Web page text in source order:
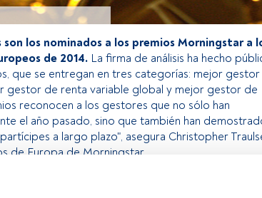
son los nominados a los premios Morningstar a
de 2014. La firma de análisis ha hecho
que se entregan en tres categorías: mejor
gestor de renta variable global y mejor gestor de
reconocen a los gestores que no sólo han
el año pasado, sino que también han
a largo plazo", asegura Christopher
de Europa de Morningstar.